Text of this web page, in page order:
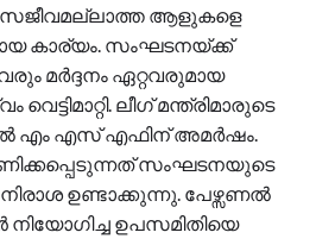
സജീവമല്ലാത്ത ആളുകളെ
കാര്യം. സംഘടനയ്ക്ക്
മർദ്ദനം ഏറ്റവരുമായ
ലീഗ് മന്ത്രിമാരുടെ
എം എസ് എഫിന് അമർഷം.
സംഘടനയുടെ
ഉണ്ടാക്കുന്നു. പേഴ്സണൽ
നിയോഗിച്ച ഉപസമിതിയെ